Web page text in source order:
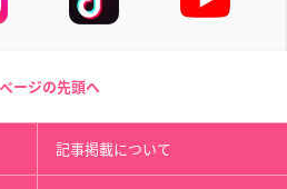
ページの先頭へ
記事掲載について